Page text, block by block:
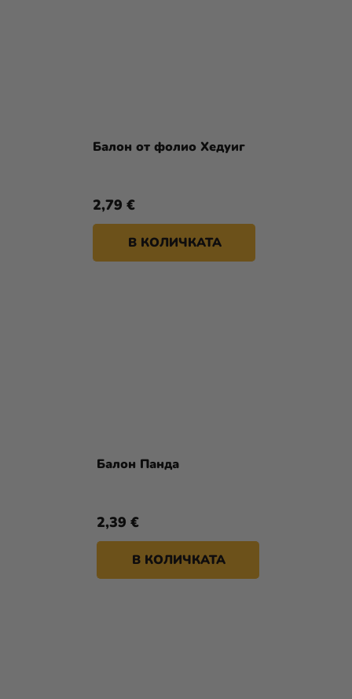
Балон от фолио Хедуиг
2,79 €
В КОЛИЧКАТА
Балон Панда
2,39 €
В КОЛИЧКАТА